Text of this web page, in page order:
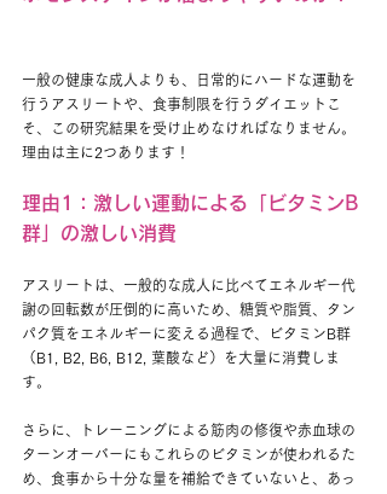
一般の健康な成人よりも、日常的にハードな運動を
行うアスリートや、食事制限を行うダイエットこ
そ、この研究結果を受け止めなければなりません。
理由は主に2つあります！
理由1：激しい運動による「ビタミンB
群」の激しい消費
アスリートは、一般的な成人に比べてエネルギー代
謝の回転数が圧倒的に高いため、糖質や脂質、タン
パク質をエネルギーに変える過程で、ビタミンB群
（B1, B2, B6, B12, 葉酸など）を大量に消費しま
す。
さらに、トレーニングによる筋肉の修復や赤血球の
ターンオーバーにもこれらのビタミンが使われるた
め、食事から十分な量を補給できていないと、あっ